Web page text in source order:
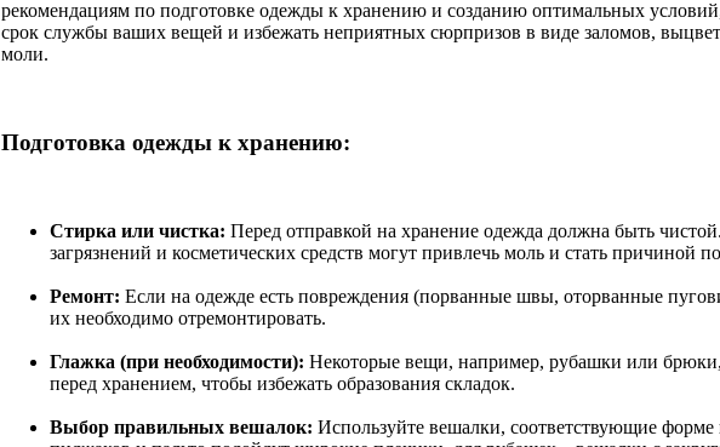
рекомендациям по подготовке одежды к хранению и созданию оптимальных
срок службы ваших вещей и избежать неприятных сюрпризов в виде заломов,
моли.
Подготовка одежды к хранению:
Стирка или чистка: Перед отправкой на хранение одежда должна быть
загрязнений и косметических средств могут привлечь моль и стать причиной
Ремонт: Если на одежде есть повреждения (порванные швы, оторванные
их необходимо отремонтировать.
Глажка (при необходимости): Некоторые вещи, например, рубашки или брюки,
перед хранением, чтобы избежать образования складок.
Выбор правильных вешалок: Используйте вешалки, соответствующие